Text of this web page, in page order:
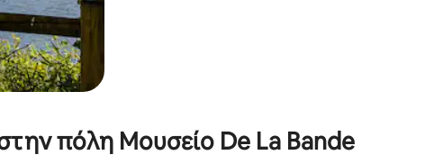
πόλη Μουσείο De La Bande